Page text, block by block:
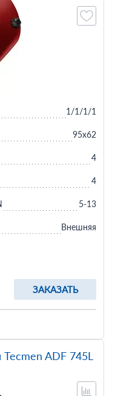
ЗАКАЗАТЬ
1/1/1/1
95x62
4
4
5-13
Внешняя
ADF 745L